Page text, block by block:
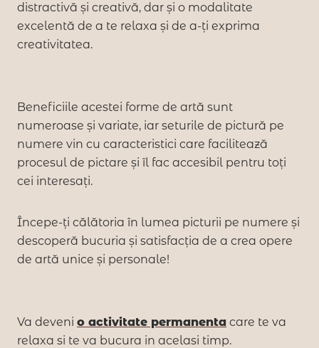
distractivă și creativă, dar și o modalitate
excelentă de a te relaxa și de a-ți exprima
creativitatea.
Beneficiile acestei forme de artă sunt
numeroase și variate, iar seturile de pictură pe
numere vin cu caracteristici care facilitează
procesul de pictare și îl fac accesibil pentru toți
cei interesați.
Începe-ți călătoria în lumea picturii pe numere și
descoperă bucuria și satisfacția de a crea opere
de artă unice și personale!
Va deveni o activitate permanenta care te va
relaxa si te va bucura in acelasi timp.